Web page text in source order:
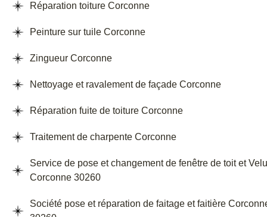
Réparation toiture Corconne
Peinture sur tuile Corconne
Zingueur Corconne
Nettoyage et ravalement de façade Corconne
Réparation fuite de toiture Corconne
Traitement de charpente Corconne
Service de pose et changement de fenêtre de toit et
Corconne 30260
Société pose et réparation de faitage et faitière